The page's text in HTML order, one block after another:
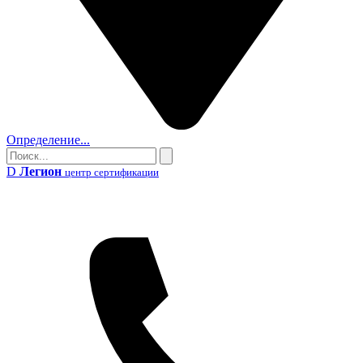
Определение...
Поиск
Поиск
D Легион центр сертификации